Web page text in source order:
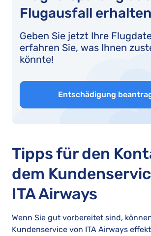
Flugausfall
Geben Sie jetzt Ihre
erfahren Sie, was Ihnen
könnte!
Entschädigung
Tipps für den
dem
ITA Airways
Wenn Sie gut vorbereitet sind,
Kundenservice von ITA Airways